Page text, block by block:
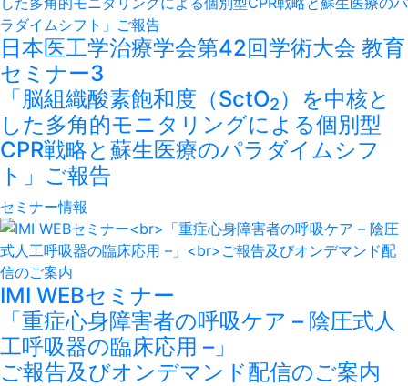
日本医工学治療学会第42回学術大会 教育
セミナー3
「脳組織酸素飽和度（SctO2）を中核と
した多角的モニタリングによる個別型
CPR戦略と蘇生医療のパラダイムシフ
ト」ご報告
セミナー情報
IMI WEBセミナー
「重症心身障害者の呼吸ケア – 陰圧式人
工呼吸器の臨床応用 –」
ご報告及びオンデマンド配信のご案内